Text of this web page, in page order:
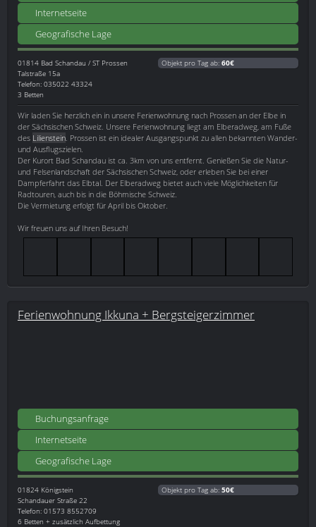
Internetseite
Geografische Lage
01814 Bad Schandau / ST Prossen
Talstraße 15a
Telefon: 035022 43324
3 Betten
Objekt pro Tag ab: 60€
Wir laden Sie herzlich ein in unsere Ferienwohnung nach Prossen an der Elbe in
der Sächsischen Schweiz. Unsere Ferienwohnung liegt am Elberadweg, am Fuße
des Lilienstein . Prossen ist ein idealer Ausgangspunkt zu allen bekannten Wander-
und Ausflugszielen.
Der Kurort Bad Schandau ist ca. 3km von uns entfernt. Genießen Sie die Natur-
und Felsenlandschaft der Sächsischen Schweiz, oder erleben Sie bei einer
Dampferfahrt das Elbtal. Der Elberadweg bietet auch viele Möglichkeiten für
Radtouren, auch bis in die Böhmische Schweiz.
Die Vermietung erfolgt für April bis Oktober.
Wir freuen uns auf Ihren Besuch!
Ferienwohnung Ikkuna + Bergsteigerzimmer
Buchungsanfrage
Internetseite
Geografische Lage
01824 Königstein
Schandauer Straße 22
Telefon: 01573 8552709
6 Betten + zusätzlich Aufbettung
Objekt pro Tag ab: 50€